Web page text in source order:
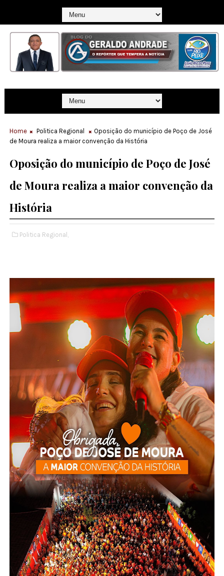
Home Politica Regional
Oposição do município de Poço de José
de Moura realiza a maior convenção da História
Oposição do município de Poço de José
de Moura realiza a maior convenção da
História
Politica Regional,